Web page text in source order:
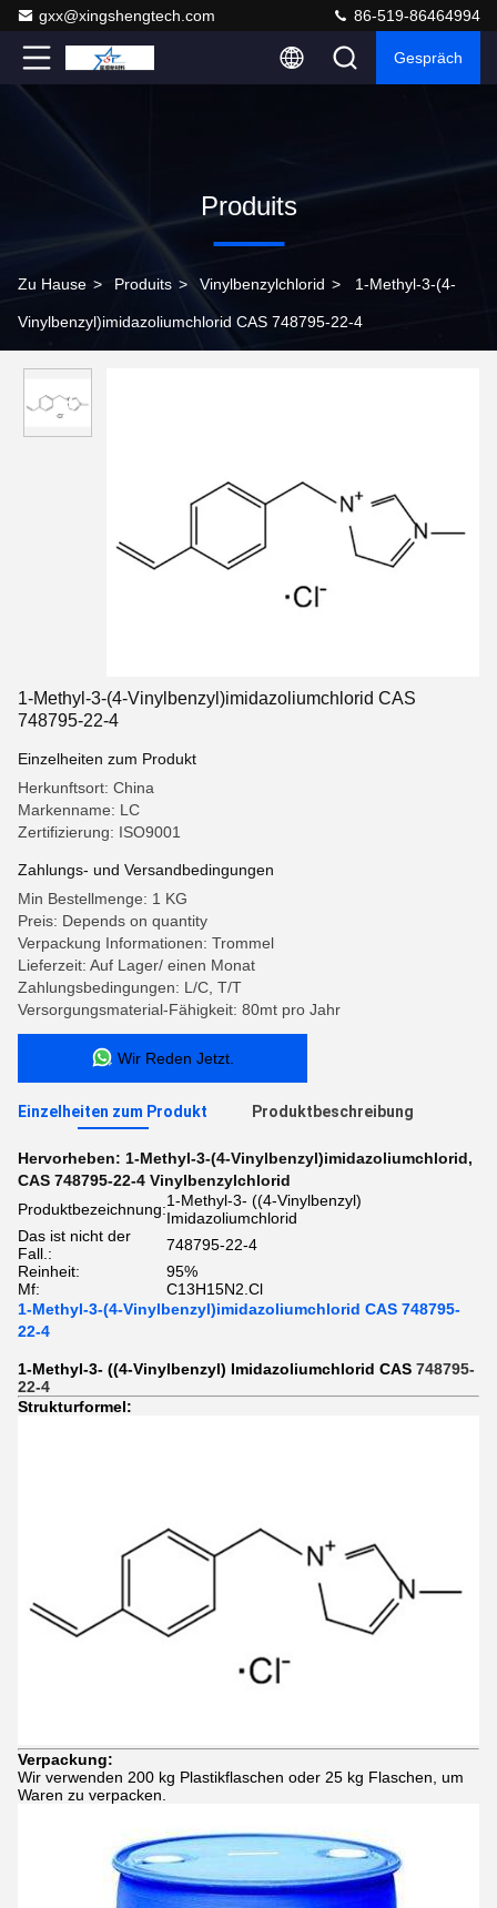
gxx@xingshengtech.com 86-519-86464994
Gespräch
Produits
Zu Hause > Produits > Vinylbenzylchlorid > 1-Methyl-3-(4-
Vinylbenzyl)imidazoliumchlorid CAS 748795-22-4
1-Methyl-3-(4-Vinylbenzyl)imidazoliumchlorid CAS
748795-22-4
Einzelheiten zum Produkt
Herkunftsort: China
Markenname: LC
Zertifizierung: ISO9001
Zahlungs- und Versandbedingungen
Min Bestellmenge: 1 KG
Preis: Depends on quantity
Verpackung Informationen: Trommel
Lieferzeit: Auf Lager/ einen Monat
Zahlungsbedingungen: L/C, T/T
Versorgungsmaterial-Fähigkeit: 80mt pro Jahr
Wir Reden Jetzt.
Einzelheiten zum Produkt Produktbeschreibung
Hervorheben: 1-Methyl-3-(4-Vinylbenzyl)imidazoliumchlorid,
CAS 748795-22-4 Vinylbenzylchlorid
Produktbezeichnung:1-Methyl-3- ((4-Vinylbenzyl)
Imidazoliumchlorid
Das ist nicht der
Fall.:
748795-22-4
Reinheit:
95%
Mf:
C13H15N2.Cl
1-Methyl-3-(4-Vinylbenzyl)imidazoliumchlorid CAS 748795-
22-4
1-Methyl-3- ((4-Vinylbenzyl) Imidazoliumchlorid CAS 748795-
22-4
Strukturformel:
Verpackung:
Wir verwenden 200 kg Plastikflaschen oder 25 kg Flaschen, um
Waren zu verpacken.